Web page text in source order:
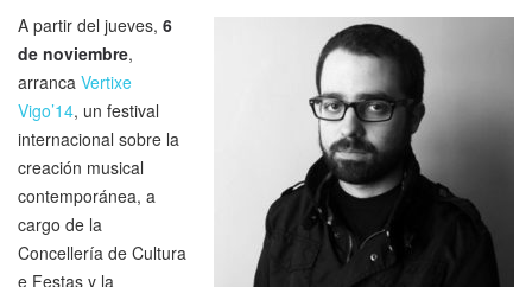
A partir del jueves, 6
de noviembre,
arranca Vertixe
Vigo’14, un festival
internacional sobre la
creación musical
contemporánea, a
cargo de la
Concellería de Cultura
e Festas y la